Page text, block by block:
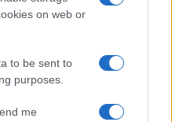
on web or
to be sent to
purposes.
me
reale?
telegram di